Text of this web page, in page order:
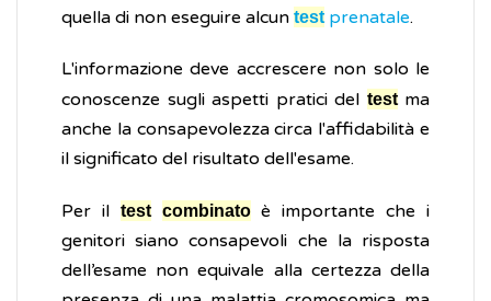
quella di non eseguire alcun testprenatale.
L'informazione deve accrescere non solo le
conoscenze sugli aspetti pratici del testma
anche la consapevolezza circa l'affidabilità e
il significato del risultato dell'esame.
Per il test combinatoè importante che i
genitori siano consapevoli che la risposta
dell’esame non equivale alla certezza della